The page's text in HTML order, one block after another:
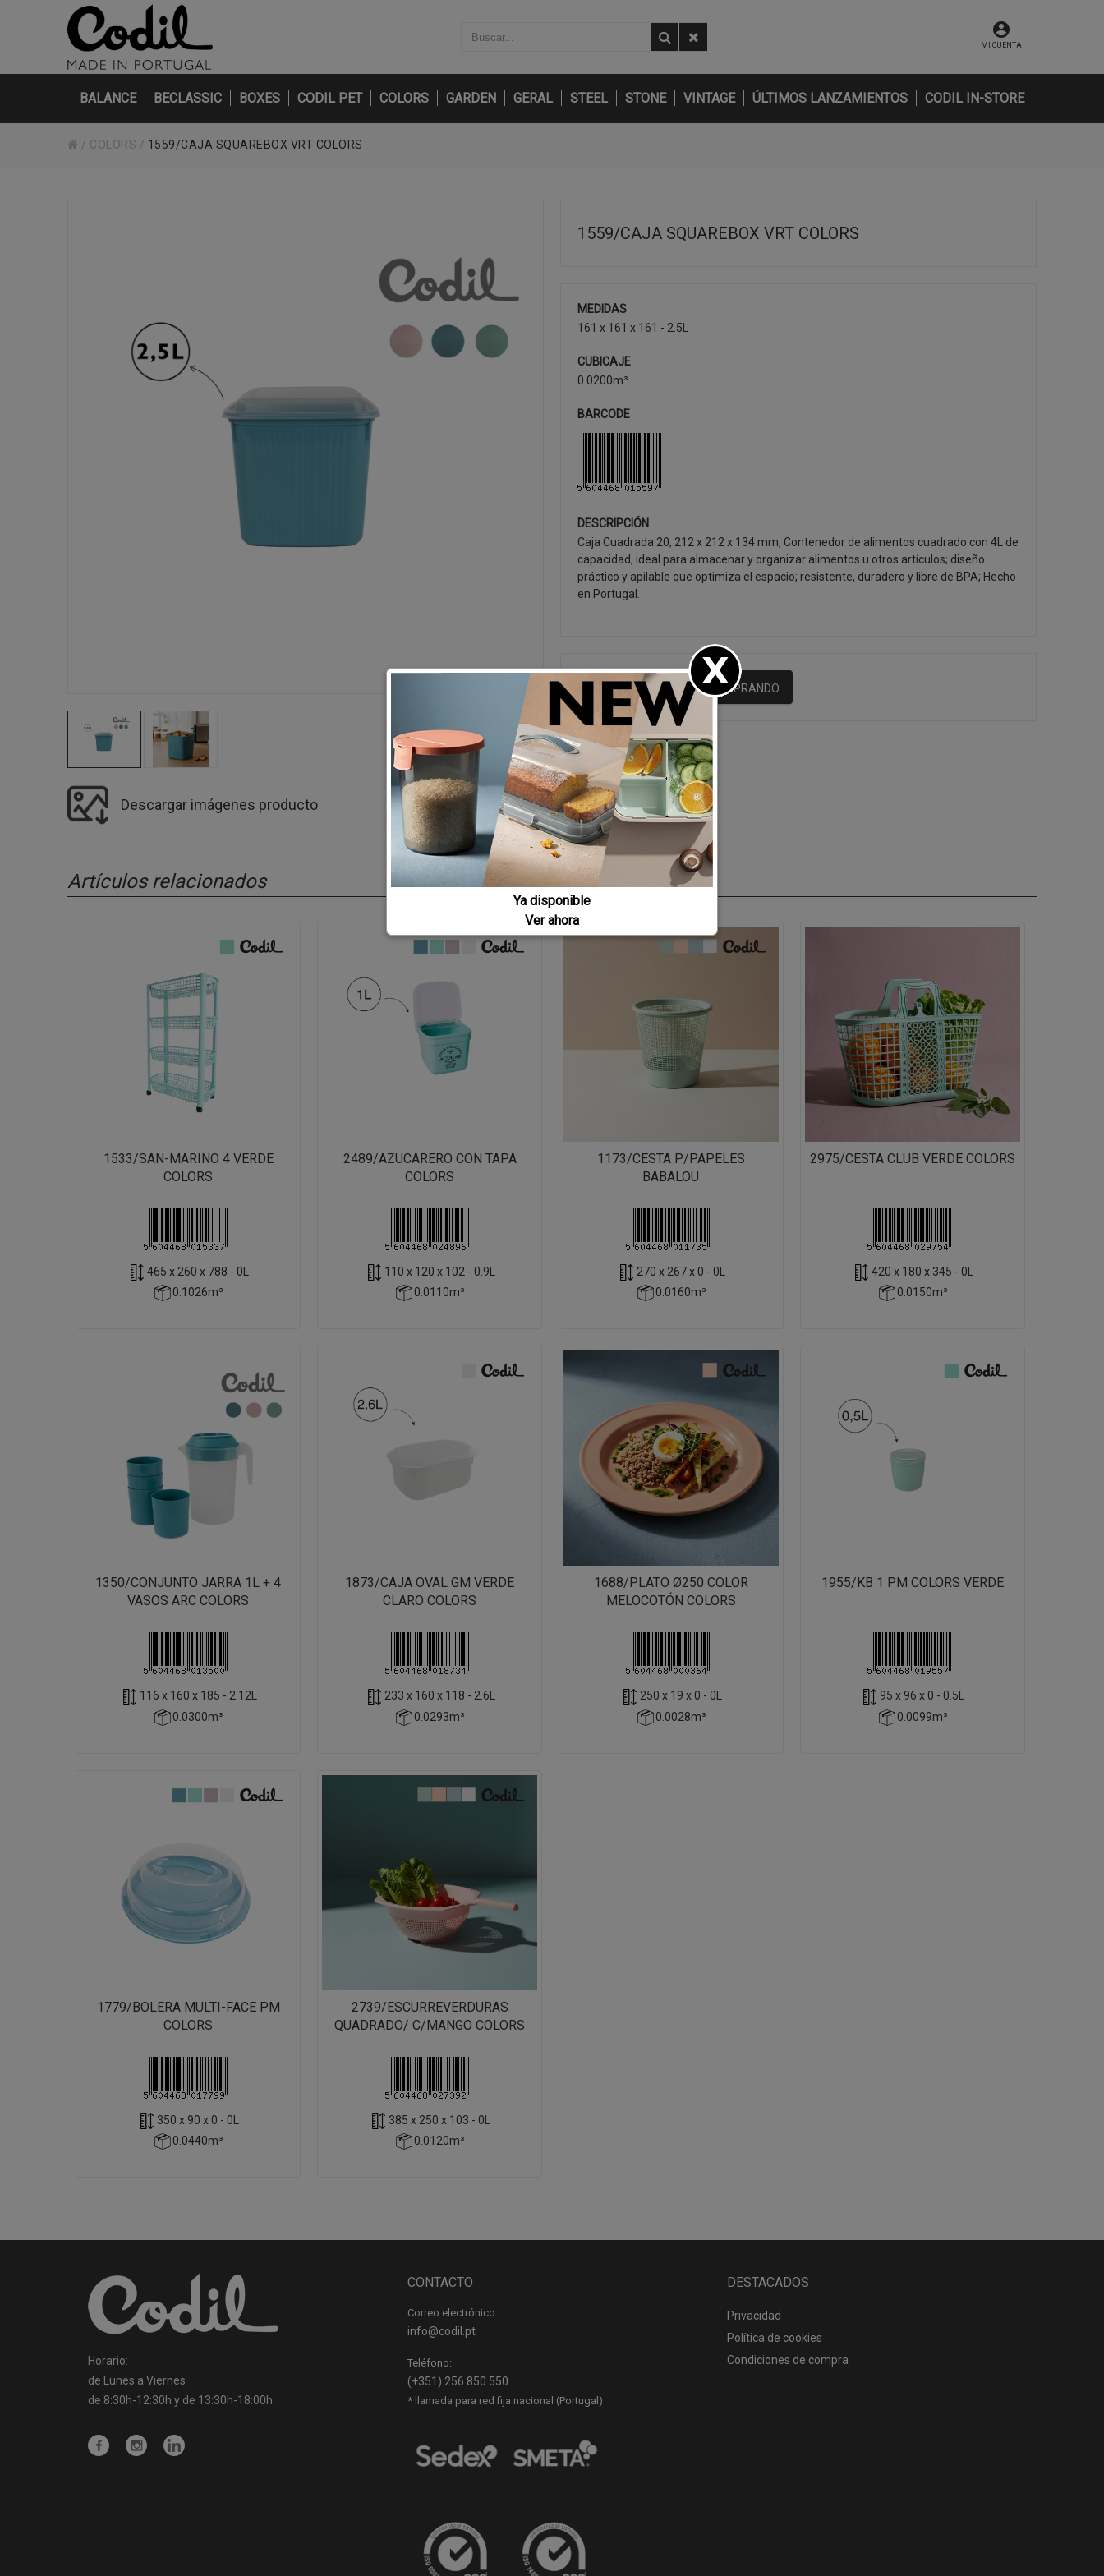
MI CUENTA
BALANCE BECLASSIC BOXES CODIL PET COLORS GARDEN GERAL STEEL STONE VINTAGE ÚLTIMOS LANZAMIENTOS CODIL IN-STORE
/ COLORS / 1559/CAJA SQUAREBOX VRT COLORS
Descargar imágenes producto
1559/CAJA SQUAREBOX VRT COLORS
MEDIDAS
161 x 161 x 161 - 2.5L
CUBICAJE
0.0200m³
BARCODE
DESCRIPCIÓN
Caja Cuadrada 20, 212 x 212 x 134 mm, Contenedor de alimentos cuadrado con 4L de
capacidad, ideal para almacenar y organizar alimentos u otros artículos; diseño
práctico y apilable que optimiza el espacio; resistente, duradero y libre de BPA; Hecho
en Portugal.
SEGUIR COMPRANDO
Artículos relacionados
1533/SAN-MARINO 4 VERDE
COLORS
465 x 260 x 788 - 0L
0.1026m³
2489/AZUCARERO CON TAPA
COLORS
110 x 120 x 102 - 0.9L
0.0110m³
1173/CESTA P/PAPELES
BABALOU
270 x 267 x 0 - 0L
0.0160m³
2975/CESTA CLUB VERDE COLORS
420 x 180 x 345 - 0L
0.0150m³
1350/CONJUNTO JARRA 1L + 4
VASOS ARC COLORS
116 x 160 x 185 - 2.12L
0.0300m³
1873/CAJA OVAL GM VERDE
CLARO COLORS
233 x 160 x 118 - 2.6L
0.0293m³
1688/PLATO Ø250 COLOR
MELOCOTÓN COLORS
250 x 19 x 0 - 0L
0.0028m³
1955/KB 1 PM COLORS VERDE
95 x 96 x 0 - 0.5L
0.0099m³
1779/BOLERA MULTI-FACE PM
COLORS
350 x 90 x 0 - 0L
0.0440m³
2739/ESCURREVERDURAS
QUADRADO/ C/MANGO COLORS
385 x 250 x 103 - 0L
0.0120m³
Horario:
de Lunes a Viernes
de 8:30h-12:30h y de 13:30h-18:00h
CONTACTO
Correo electrónico:
info@codil.pt
Teléfono:
(+351) 256 850 550
* llamada para red fija nacional (Portugal)
DESTACADOS
Privacidad
Política de cookies
Condiciones de compra
Ya disponible
Ver ahora